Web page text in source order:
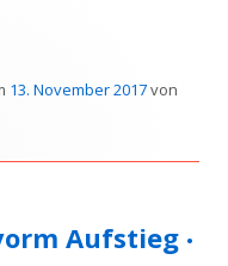
13. November 2017von
Aufstieg •